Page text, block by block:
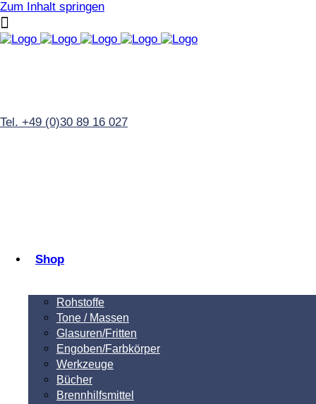
Zum Inhalt springen
Tel. +49 (0)30 89 16 027
Shop
Rohstoffe
Tone / Massen
Glasuren/Fritten
Engoben/Farbkörper
Werkzeuge
Bücher
Brennhilfsmittel